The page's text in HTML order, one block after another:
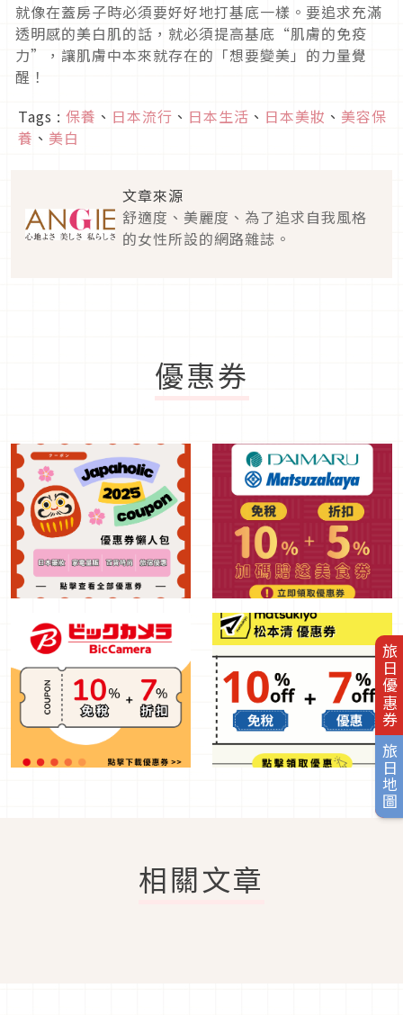
旅日優惠券
旅日地圖
就像在蓋房子時必須要好好地打基底一樣。要追求充滿
透明感的美白肌的話，就必須提高基底“肌膚的免疫
力”，讓肌膚中本來就存在的「想要變美」的力量覺
醒！
Tags : 保養 、 日本流行 、 日本生活 、 日本美妝 、 美容保
養 、 美白
文章來源
舒適度、美麗度、為了追求自我風格
的女性所設的網路雜誌。
優惠券
相關文章